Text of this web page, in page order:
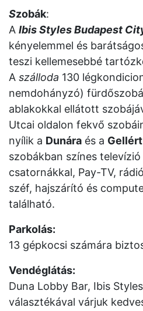
Szobák:
A Ibis Styles Budapest
kényelemmel és
teszi kellemesebbé
A szálloda 130
nemdohányzó)
ablakokkal ellátott
Utcai oldalon fekvő
nyílik a Dunára és a
szobákban színes
csatornákkal, Pay-TV,
széf, hajszárító és
található.
Parkolás:
13 gépkocsi számára
Vendéglátás:
Duna Lobby Bar, Ibis
választékával várjuk